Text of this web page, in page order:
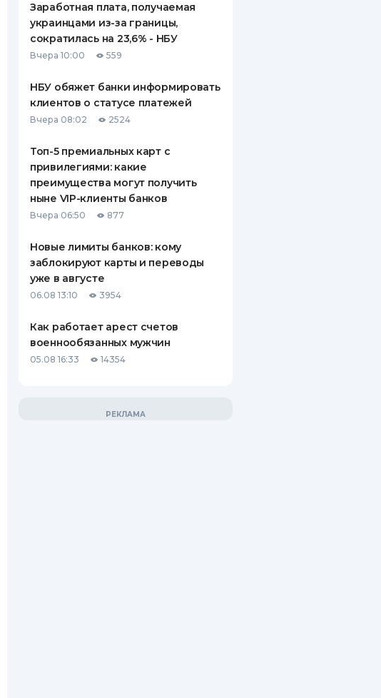
Заработная плата, получаемая
украинцами из-за границы,
сократилась на 23,6% - НБУ
Вчера 10:00 559
НБУ обяжет банки информировать
клиентов о статусе платежей
Вчера 08:02 2524
Топ-5 премиальных карт с
привилегиями: какие
преимущества могут получить
ныне VIP-клиенты банков
Вчера 06:50 877
Новые лимиты банков: кому
заблокируют карты и переводы
уже в августе
06.08 13:10 3954
Как работает арест счетов
военнообязанных мужчин
05.08 16:33 14354